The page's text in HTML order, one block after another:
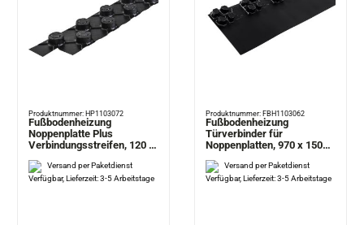
Produktnummer: HP1103072
Fußbodenheizung
Noppenplatte Plus
Verbindungsstreifen, 120 x
Versand per Paketdienst
Verfügbar, Lieferzeit: 3-5 Arbeitstage
Produktnummer: FBH1103062
Fußbodenheizung
Türverbinder für
Noppenplatten, 970 x 150
Versand per Paketdienst
Verfügbar, Lieferzeit: 3-5 Arbeitstage